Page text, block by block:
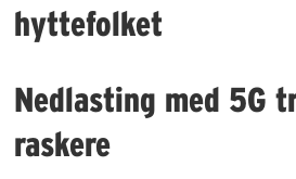
hyttefolket
Nedlasting med 5G
raskere